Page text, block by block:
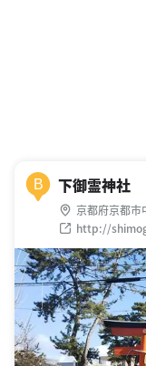
B 下御霊神社
京都府京都市
http://